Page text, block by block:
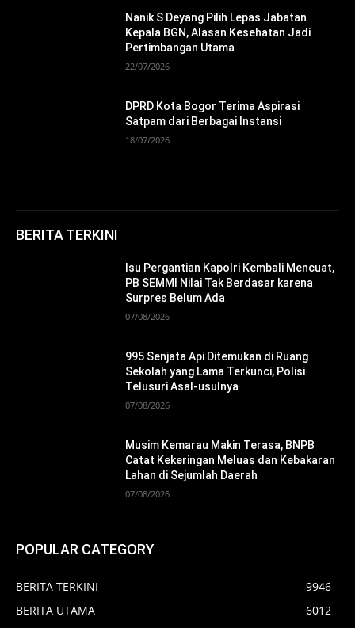
Nanik S Deyang Pilih Lepas Jabatan
Kepala BGN, Alasan Kesehatan Jadi
Pertimbangan Utama
22/07/2026
DPRD Kota Bogor Terima Aspirasi
Satpam dari Berbagai Instansi
18/07/2026
BERITA TERKINI
Isu Pergantian Kapolri Kembali Mencuat,
PB SEMMI Nilai Tak Berdasar karena
Surpres Belum Ada
07/08/2026
995 Senjata Api Ditemukan di Ruang
Sekolah yang Lama Terkunci, Polisi
Telusuri Asal-usulnya
07/08/2026
Musim Kemarau Makin Terasa, BNPB
Catat Kekeringan Meluas dan Kebakaran
Lahan di Sejumlah Daerah
07/08/2026
POPULAR CATEGORY
BERITA TERKINI
9946
BERITA UTAMA
6012